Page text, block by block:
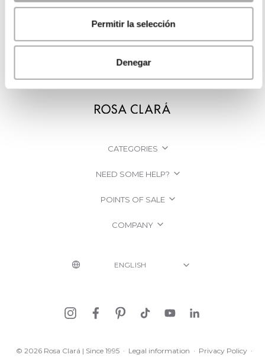
Permitir la selección
Denegar
CATEGORIES
NEED SOME HELP?
POINTS OF SALE
COMPANY
© 2026 Rosa Clará | Since 1995 · Legal information · Privacy Policy ·